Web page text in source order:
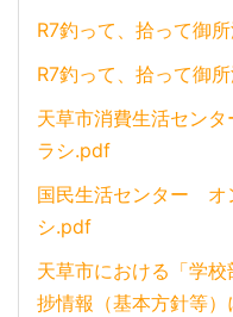
R7釣って、拾って御
R7釣って、拾って御
天草市消費生活セン
ラシ.pdf
国民生活センター オ
シ.pdf
天草市における「学
捗情報（基本方針等